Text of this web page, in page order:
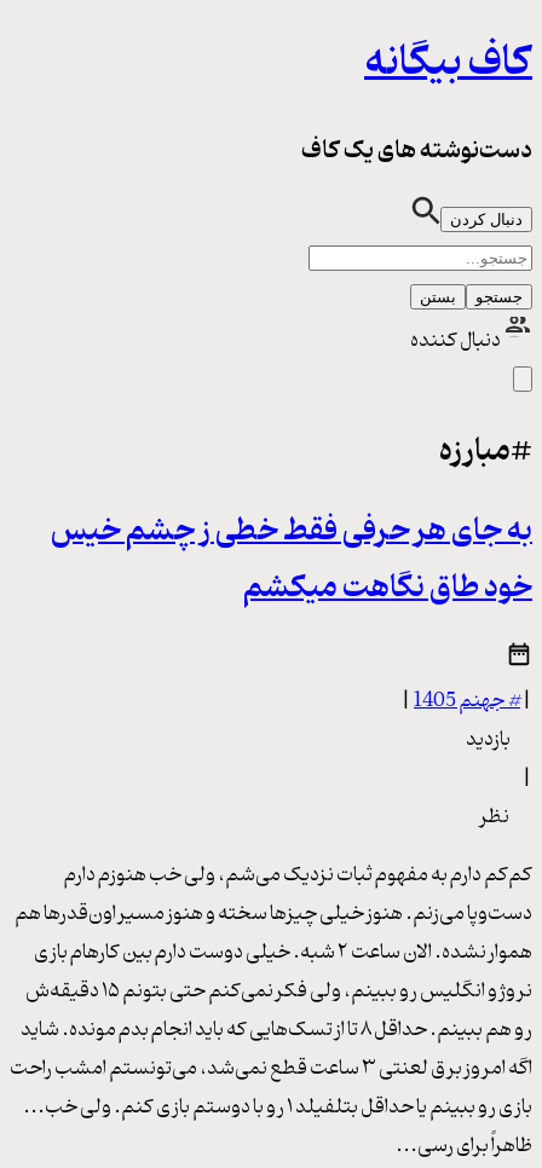
کاف بیگانه
دست‌نوشته های یک کاف
دنبال کردن
جستجو بستن
دنبال کننده
#مبارزه
به جای هر حرفی فقط خطی ز چشم خیس
خود طاق نگاهت میکشم
|
#جهنم 1405
|
بازدید
|
نظر
کم‌کم دارم به مفهوم ثبات نزدیک می‌شم، ولی خب هنوزم دارم
دست‌وپا می‌زنم. هنوز خیلی چیزها سخته و هنوز مسیر اون‌قدرها هم
هموار نشده. الان ساعت ۲ شبه. خیلی دوست دارم بین کارهام بازی
نروژ و انگلیس رو ببینم، ولی فکر نمی‌کنم حتی بتونم ۱۵ دقیقه‌ش
رو هم ببینم. حداقل ۸ تا از تسک‌هایی که باید انجام بدم مونده. شاید
اگه امروز برق لعنتی ۳ ساعت قطع نمی‌شد، می‌تونستم امشب راحت
بازی رو ببینم یا حداقل بتلفیلد ۱ رو با دوستم بازی کنم. ولی خب...
ظاهراً برای رسی...